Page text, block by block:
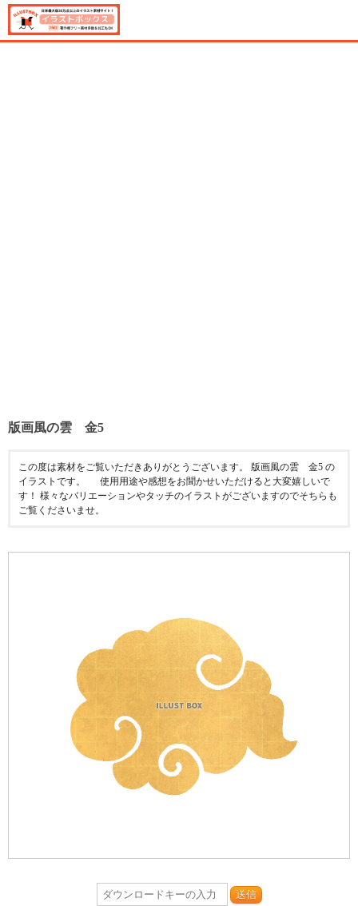
版画風の雲 金5
この度は素材をご覧いただきありがとうございます。 版画風の雲 金5 の
イラストです。 使用用途や感想をお聞かせいただけると大変嬉しいで
す！ 様々なバリエーションやタッチのイラストがございますのでそちらも
ご覧くださいませ。
送信